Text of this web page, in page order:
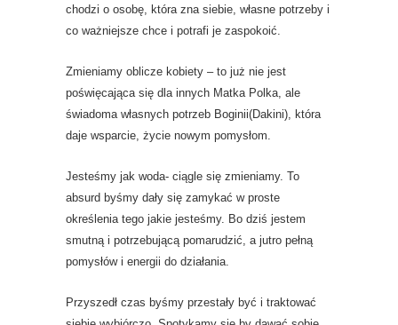
chodzi o osobę, która zna siebie, własne potrzeby i
co ważniejsze chce i potrafi je zaspokoić.
Zmieniamy oblicze kobiety – to już nie jest
poświęcająca się dla innych Matka Polka, ale
świadoma własnych potrzeb Boginii(Dakini), która
daje wsparcie, życie nowym pomysłom.
Jesteśmy jak woda- ciągle się zmieniamy. To
absurd byśmy dały się zamykać w proste
określenia tego jakie jesteśmy. Bo dziś jestem
smutną i potrzebującą pomarudzić, a jutro pełną
pomysłów i energii do działania.
Przyszedł czas byśmy przestały być i traktować